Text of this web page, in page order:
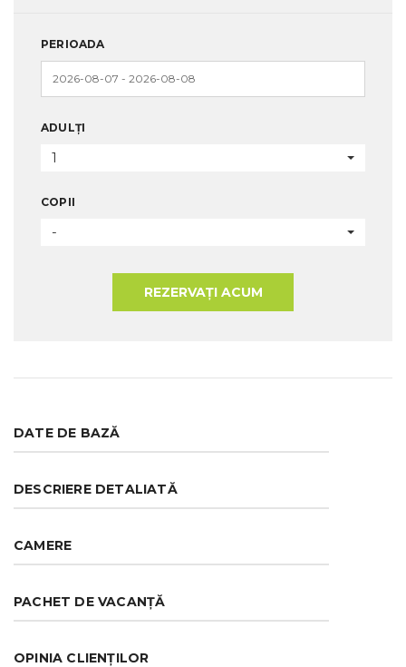
PERIOADA
ADULȚI
1
COPII
-
REZERVAȚI ACUM
DATE DE BAZĂ
DESCRIERE DETALIATĂ
CAMERE
PACHET DE VACANȚĂ
OPINIA CLIENȚILOR